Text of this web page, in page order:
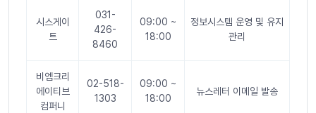
시스게이
트
031-
426-
8460
09:00 ~
18:00
정보시스템 운영 및 유지
관리
비엠크리
에이티브
컴퍼니
02-518-
1303
09:00 ~
18:00
뉴스레터 이메일 발송